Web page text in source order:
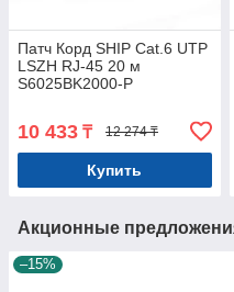
Патч Корд SHIP Cat.6 UTP
LSZH RJ-45 20 м
S6025BK2000-P
10 433 ₸ 12 274 ₸
Купить
Акционные
–15%